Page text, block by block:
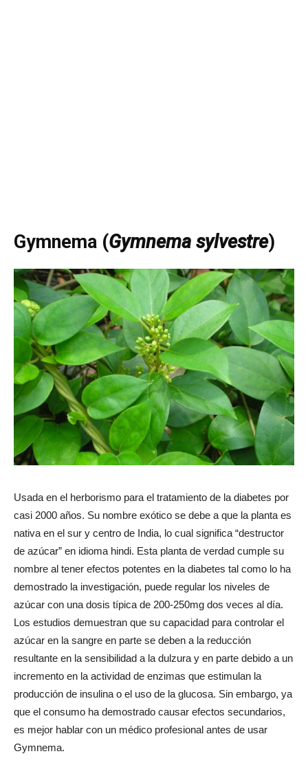
Gymnema (Gymnema sylvestre)
Usada en el herborismo para el tratamiento de la diabetes por
casi 2000 años. Su nombre exótico se debe a que la planta es
nativa en el sur y centro de India, lo cual significa “destructor
de azúcar” en idioma hindi. Esta planta de verdad cumple su
nombre al tener efectos potentes en la diabetes tal como lo ha
demostrado la investigación, puede regular los niveles de
azúcar con una dosis típica de 200-250mg dos veces al día.
Los estudios demuestran que su capacidad para controlar el
azúcar en la sangre en parte se deben a la reducción
resultante en la sensibilidad a la dulzura y en parte debido a un
incremento en la actividad de enzimas que estimulan la
producción de insulina o el uso de la glucosa. Sin embargo, ya
que el consumo ha demostrado causar efectos secundarios,
es mejor hablar con un médico profesional antes de usar
Gymnema.